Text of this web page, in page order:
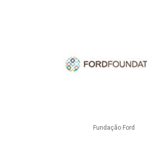
Fundação Ford